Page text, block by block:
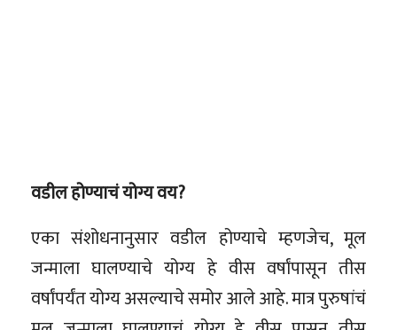
वडील होण्याचं योग्य वय?
एका संशोधनानुसार वडील होण्याचे म्हणजेच, मूल
जन्माला घालण्याचे योग्य हे वीस वर्षांपासून तीस
वर्षांपर्यंत योग्य असल्याचे समोर आले आहे. मात्र पुरुषांचं